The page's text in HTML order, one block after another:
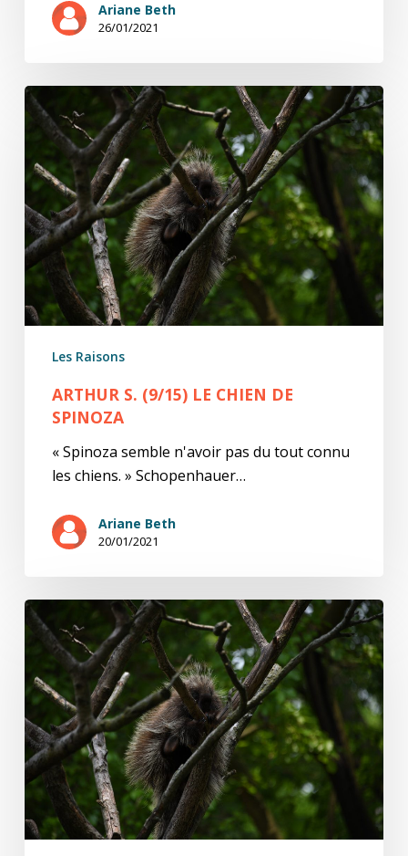
Ariane Beth
26/01/2021
Arthur
(9/15)
Le
chien
de
Spinoza
Les Raisons
ARTHUR S. (9/15) LE CHIEN DE
SPINOZA
« Spinoza semble n'avoir pas du tout connu
les chiens. » Schopenhauer…
Ariane Beth
20/01/2021
Arthur
(8/15)
Le
jeu
de
cartes
ou
autres